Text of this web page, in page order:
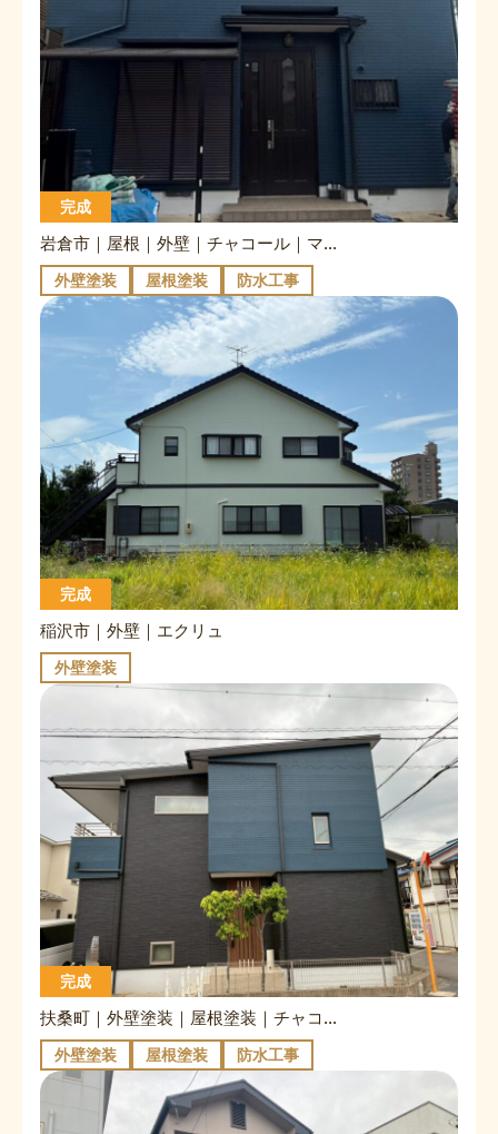
完成
岩倉市｜屋根｜外壁｜チャコール｜マウンテンブルー×ブルーグレイ
外壁塗装 屋根塗装 防水工事
完成
稲沢市｜外壁｜エクリュ
外壁塗装
完成
扶桑町｜外壁塗装｜屋根塗装｜チャコール×マウンテンブルー｜バーチグレー
外壁塗装 屋根塗装 防水工事